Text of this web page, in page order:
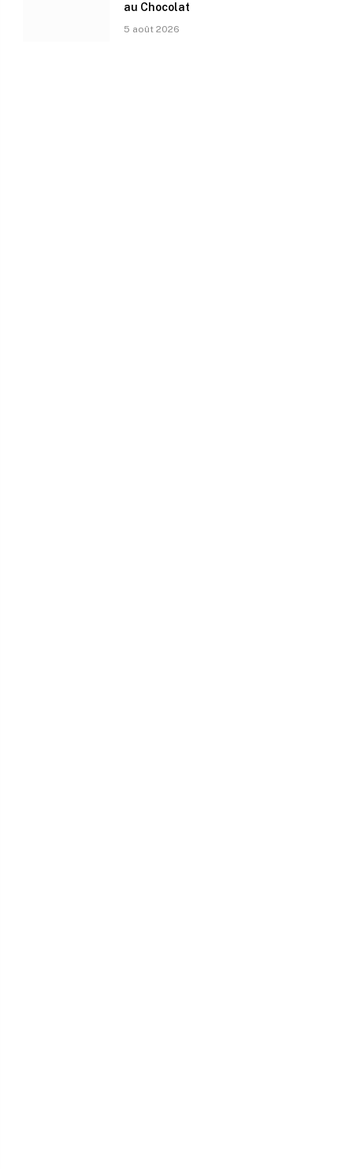
au Chocolat
5 août 2026